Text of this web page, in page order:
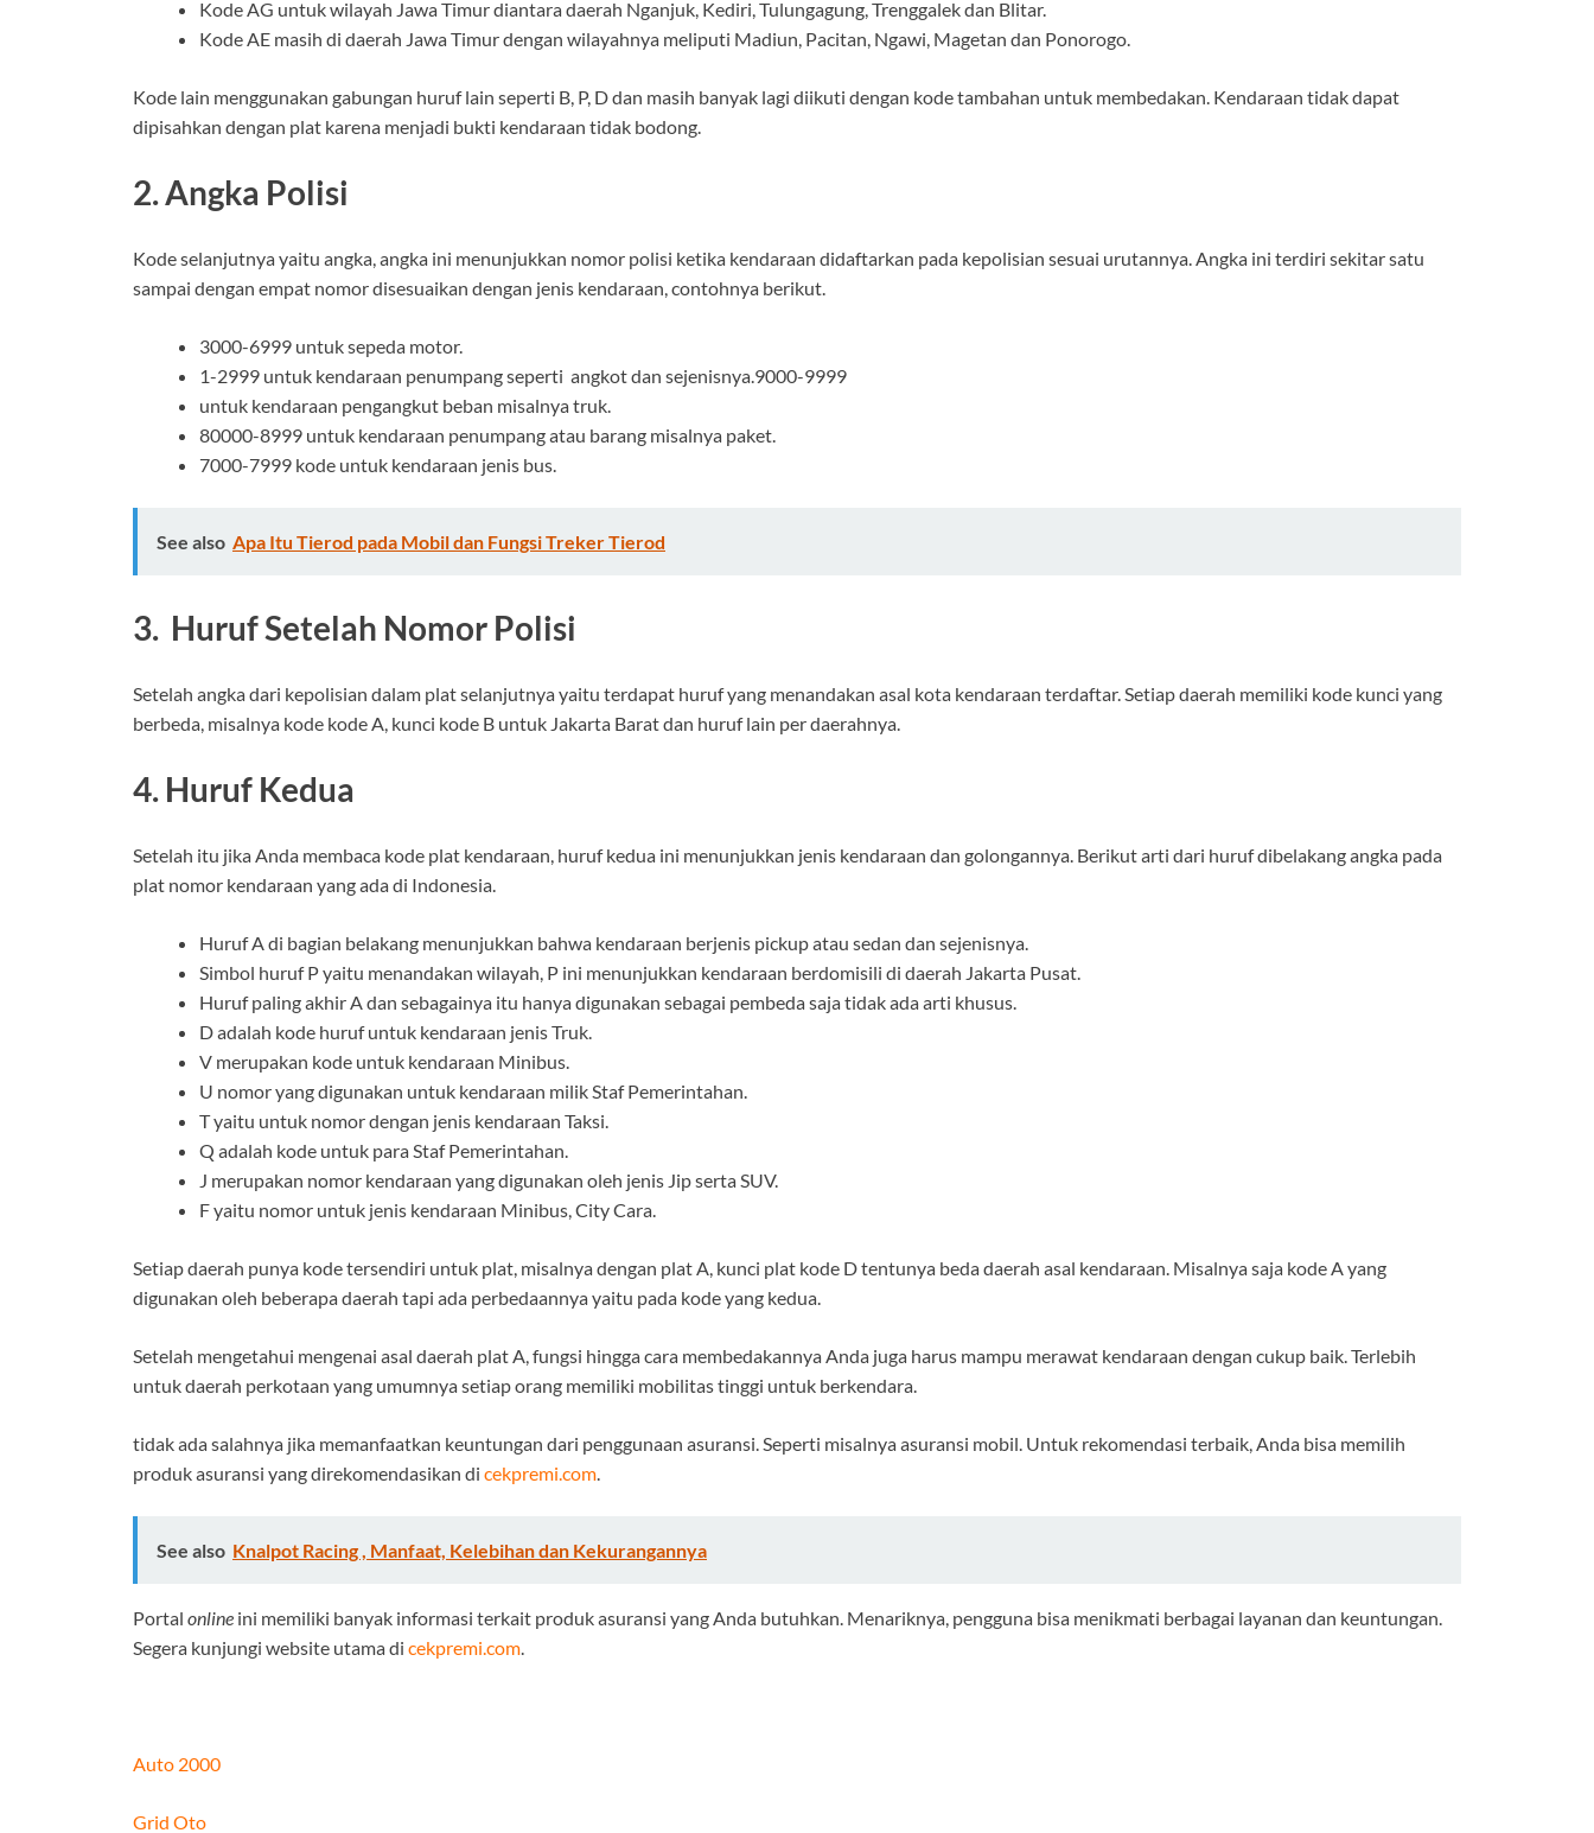
Kode AG untuk wilayah Jawa Timur diantara daerah Nganjuk, Kediri, Tulungagung, Trenggalek dan Blitar.
Kode AE masih di daerah Jawa Timur dengan wilayahnya meliputi Madiun, Pacitan, Ngawi, Magetan dan Ponorogo.
Kode lain menggunakan gabungan huruf lain seperti B, P, D dan masih banyak lagi diikuti dengan kode tambahan untuk membedakan. Kendaraan tidak dapat
dipisahkan dengan plat karena menjadi bukti kendaraan tidak bodong.
2. Angka Polisi
Kode selanjutnya yaitu angka, angka ini menunjukkan nomor polisi ketika kendaraan didaftarkan pada kepolisian sesuai urutannya. Angka ini terdiri sekitar satu
sampai dengan empat nomor disesuaikan dengan jenis kendaraan, contohnya berikut.
3000-6999 untuk sepeda motor.
1-2999 untuk kendaraan penumpang seperti angkot dan sejenisnya.9000-9999
untuk kendaraan pengangkut beban misalnya truk.
80000-8999 untuk kendaraan penumpang atau barang misalnya paket.
7000-7999 kode untuk kendaraan jenis bus.
See also Apa Itu Tierod pada Mobil dan Fungsi Treker Tierod
3. Huruf Setelah Nomor Polisi
Setelah angka dari kepolisian dalam plat selanjutnya yaitu terdapat huruf yang menandakan asal kota kendaraan terdaftar. Setiap daerah memiliki kode kunci yang
berbeda, misalnya kode kode A, kunci kode B untuk Jakarta Barat dan huruf lain per daerahnya.
4. Huruf Kedua
Setelah itu jika Anda membaca kode plat kendaraan, huruf kedua ini menunjukkan jenis kendaraan dan golongannya. Berikut arti dari huruf dibelakang angka pada
plat nomor kendaraan yang ada di Indonesia.
Huruf A di bagian belakang menunjukkan bahwa kendaraan berjenis pickup atau sedan dan sejenisnya.
Simbol huruf P yaitu menandakan wilayah, P ini menunjukkan kendaraan berdomisili di daerah Jakarta Pusat.
Huruf paling akhir A dan sebagainya itu hanya digunakan sebagai pembeda saja tidak ada arti khusus.
D adalah kode huruf untuk kendaraan jenis Truk.
V merupakan kode untuk kendaraan Minibus.
U nomor yang digunakan untuk kendaraan milik Staf Pemerintahan.
T yaitu untuk nomor dengan jenis kendaraan Taksi.
Q adalah kode untuk para Staf Pemerintahan.
J merupakan nomor kendaraan yang digunakan oleh jenis Jip serta SUV.
F yaitu nomor untuk jenis kendaraan Minibus, City Cara.
Setiap daerah punya kode tersendiri untuk plat, misalnya dengan plat A, kunci plat kode D tentunya beda daerah asal kendaraan. Misalnya saja kode A yang
digunakan oleh beberapa daerah tapi ada perbedaannya yaitu pada kode yang kedua.
Setelah mengetahui mengenai asal daerah plat A, fungsi hingga cara membedakannya Anda juga harus mampu merawat kendaraan dengan cukup baik. Terlebih
untuk daerah perkotaan yang umumnya setiap orang memiliki mobilitas tinggi untuk berkendara.
tidak ada salahnya jika memanfaatkan keuntungan dari penggunaan asuransi. Seperti misalnya asuransi mobil. Untuk rekomendasi terbaik, Anda bisa memilih
produk asuransi yang direkomendasikan di cekpremi.com.
See also Knalpot Racing , Manfaat, Kelebihan dan Kekurangannya
Portal online ini memiliki banyak informasi terkait produk asuransi yang Anda butuhkan. Menariknya, pengguna bisa menikmati berbagai layanan dan keuntungan.
Segera kunjungi website utama di cekpremi.com.
Auto 2000
Grid Oto